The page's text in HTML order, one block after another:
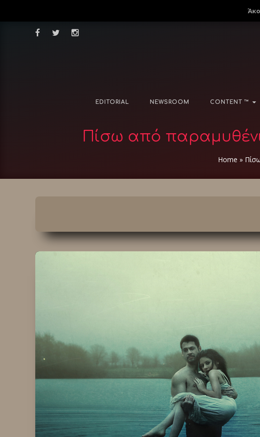
EDITORIAL NEWSROOM CONTENT ™
Πίσω από
Home »